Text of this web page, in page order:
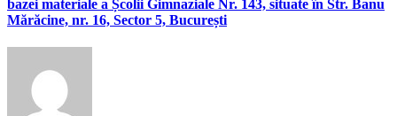
bazei materiale a Școlii Gimnaziale Nr. 143, situate în Str. Banu
Mărăcine, nr. 16, Sector 5, București